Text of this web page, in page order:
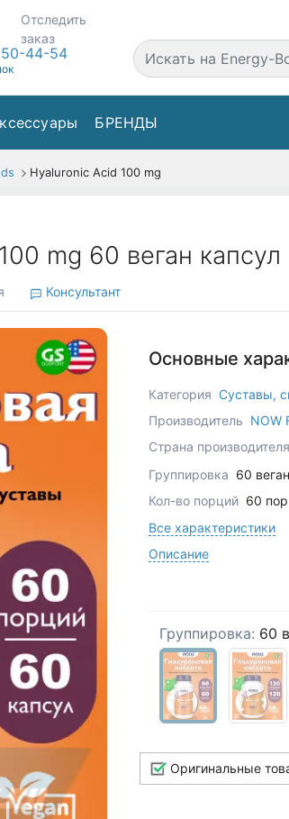
Отследить
заказ
44-54
БРЕНДЫ
Hyaluronic Acid 100 mg
mg 60 веган капсул
Консультант
Основные
Категория Суставы,
Производитель NOW
Страна производителя
Группировка 60
Кол-во порций 60
Все характеристики
Описание
Группировка: 60
Оригинальные